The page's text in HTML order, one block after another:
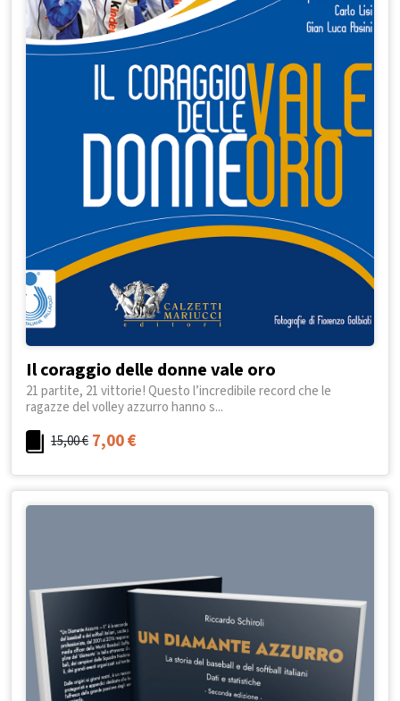
Il coraggio delle donne vale oro
21 partite, 21 vittorie! Questo l’incredibile record che le
ragazze del volley azzurro hanno s...
15,00€ 7,00€